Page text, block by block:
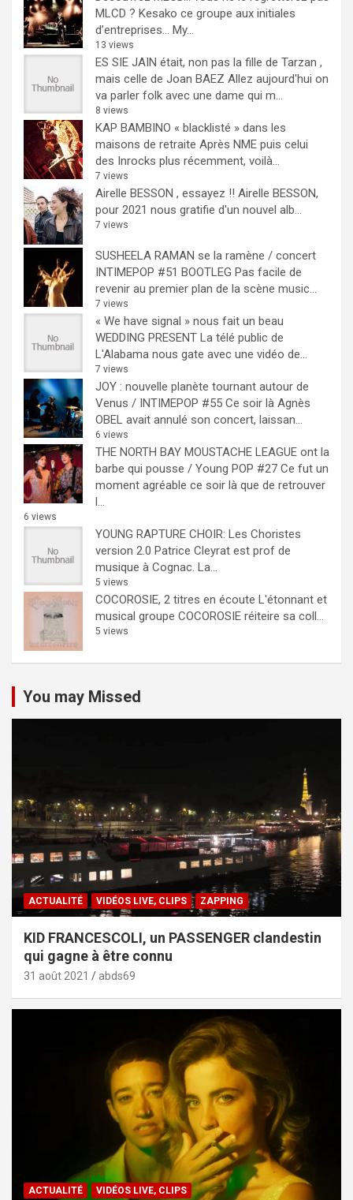
MLCD ? Kesako ce groupe aux initiales
d’entreprises… My...
13 views
ES SIE JAIN était, non pas la fille de Tarzan ,
mais celle de Joan BAEZ Allez aujourd'hui on
va parler folk avec une dame qui m...
8 views
KAP BAMBINO « blacklisté » dans les
maisons de retraite Après NME puis celui
des Inrocks plus récemment, voilà...
7 views
Airelle BESSON , essayez !! Airelle BESSON,
pour 2021 nous gratifie d'un nouvel alb...
7 views
SUSHEELA RAMAN se la ramène / concert
INTIMEPOP #51 BOOTLEG Pas facile de
revenir au premier plan de la scène music...
7 views
« We have signal » nous fait un beau
WEDDING PRESENT La télé public de
L'Alabama nous gate avec une vidéo de...
7 views
JOY : nouvelle planète tournant autour de
Venus / INTIMEPOP #55 Ce soir là Agnès
OBEL avait annulé son concert, laissan...
6 views
THE NORTH BAY MOUSTACHE LEAGUE ont la
barbe qui pousse / Young POP #27 Ce fut un
moment agréable ce soir là que de retrouver
l...
6 views
YOUNG RAPTURE CHOIR: Les Choristes
version 2.0 Patrice Cleyrat est prof de
musique à Cognac. La...
5 views
COCOROSIE, 2 titres en écoute L'étonnant et
musical groupe COCOROSIE réiteire sa coll...
5 views
You may Missed
ACTUALITÉ VIDÉOS LIVE, CLIPS ZAPPING
KID FRANCESCOLI, un PASSENGER clandestin
qui gagne à être connu
31 août 2021 abds69
ACTUALITÉ VIDÉOS LIVE, CLIPS